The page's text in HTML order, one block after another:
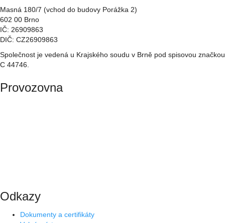
Masná 180/7 (vchod do budovy Porážka 2)
602 00 Brno
IČ: 26909863
DIČ: CZ26909863
Společnost je vedená u Krajského soudu v Brně pod spisovou značkou
C 44746.
Provozovna
Odkazy
Dokumenty a certifikáty